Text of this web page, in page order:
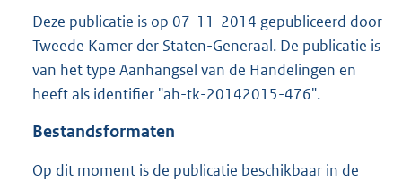
s
r
o
o
:
Deze publicatie is op 07-11-2014 gepubliceerd door
Tweede Kamer der Staten-Generaal. De publicatie is
van het type Aanhangsel van de Handelingen en
heeft als identifier "ah-tk-20142015-476".
Bestandsformaten
Op dit moment is de publicatie beschikbaar in de